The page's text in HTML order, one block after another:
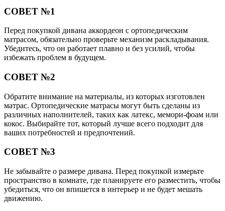
СОВЕТ №1
Перед покупкой дивана аккордеон с ортопедическим
матрасом, обязательно проверьте механизм раскладывания.
Убедитесь, что он работает плавно и без усилий, чтобы
избежать проблем в будущем.
СОВЕТ №2
Обратите внимание на материалы, из которых изготовлен
матрас. Ортопедические матрасы могут быть сделаны из
различных наполнителей, таких как латекс, мемори-фоам или
кокос. Выбирайте тот, который лучше всего подходит для
ваших потребностей и предпочтений.
СОВЕТ №3
Не забывайте о размере дивана. Перед покупкой измерьте
пространство в комнате, где планируете его разместить, чтобы
убедиться, что он впишется в интерьер и не будет мешать
движению.